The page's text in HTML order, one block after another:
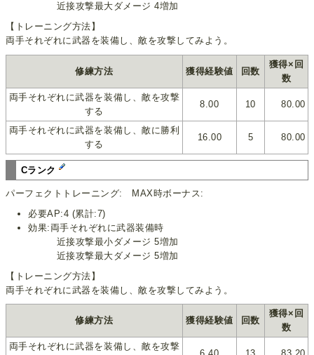
近接攻撃最大ダメージ 4増加
【トレーニング方法】
両手それぞれに武器を装備し、敵を攻撃してみよう。
修練方法 獲得経験値 回数
獲得×回
数
両手それぞれに武器を装備し、敵を攻撃
する
8.00 10 80.00
両手それぞれに武器を装備し、敵に勝利
する
16.00 5 80.00
Cランク
パーフェクトトレーニング: MAX時ボーナス:
必要AP:4 (累計:7)
効果:両手それぞれに武器装備時
近接攻撃最小ダメージ 5増加
近接攻撃最大ダメージ 5増加
【トレーニング方法】
両手それぞれに武器を装備し、敵を攻撃してみよう。
修練方法 獲得経験値 回数
獲得×回
数
両手それぞれに武器を装備し、敵を攻撃